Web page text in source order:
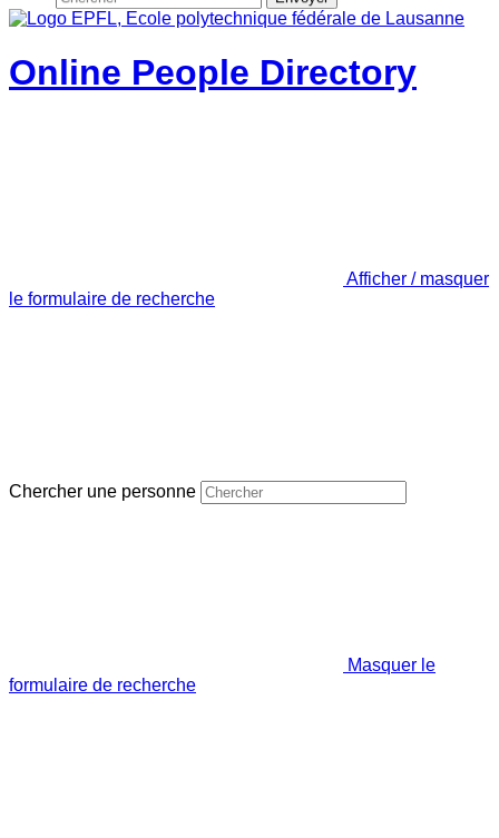
Online People Directory
Afficher / masquer
le formulaire de recherche
Chercher une personne
Masquer le
formulaire de recherche